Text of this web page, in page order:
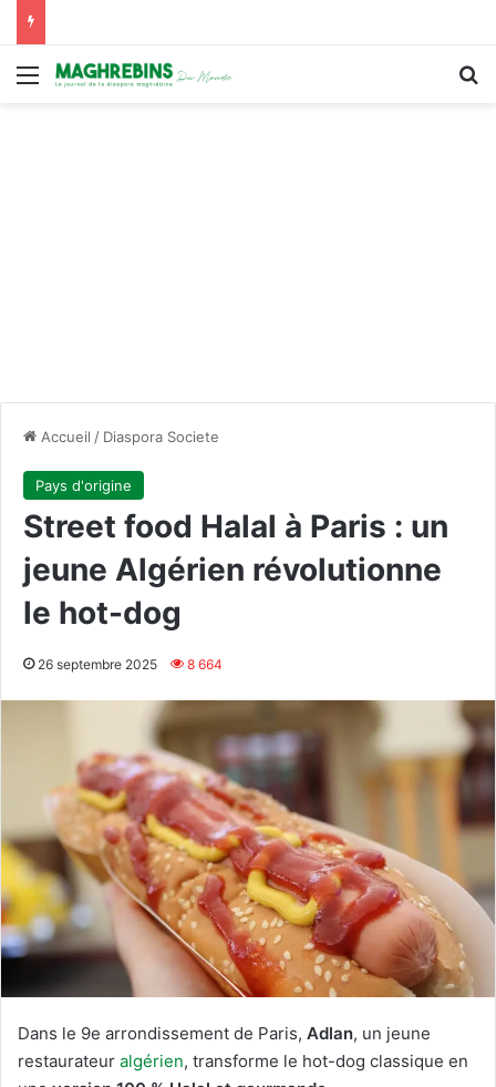
Menu
Accueil / Diaspora Societe
Pays d'origine
Street food Halal à Paris : un
jeune Algérien révolutionne
le hot-dog
26 septembre 2025 8 664
Dans le 9e arrondissement de Paris, Adlan, un jeune
restaurateur algérien, transforme le hot-dog classique en